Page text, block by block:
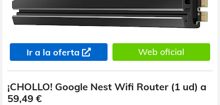
Ir a la oferta Web oficial
¡CHOLLO! Google Nest Wifi Router (1 ud) a
59,49 €